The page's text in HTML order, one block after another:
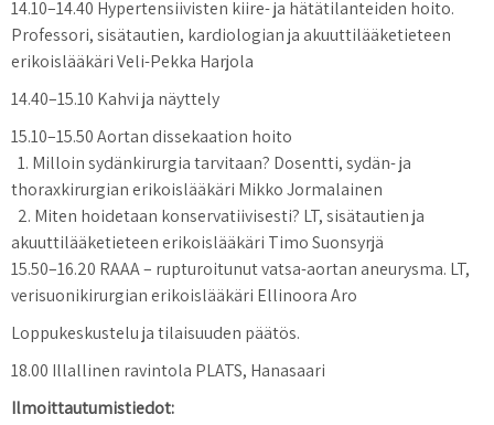
14.10–14.40 Hypertensiivisten kiire- ja hätätilanteiden hoito.
Professori, sisätautien, kardiologian ja akuuttilääketieteen
erikoislääkäri Veli-Pekka Harjola
14.40–15.10 Kahvi ja näyttely
15.10–15.50 Aortan dissekaation hoito
1. Milloin sydänkirurgia tarvitaan? Dosentti, sydän- ja
thoraxkirurgian erikoislääkäri Mikko Jormalainen
2. Miten hoidetaan konservatiivisesti? LT, sisätautien ja
akuuttilääketieteen erikoislääkäri Timo Suonsyrjä
15.50–16.20 RAAA – rupturoitunut vatsa-aortan aneurysma. LT,
verisuonikirurgian erikoislääkäri Ellinoora Aro
Loppukeskustelu ja tilaisuuden päätös.
18.00 Illallinen ravintola PLATS, Hanasaari
Ilmoittautumistiedot: